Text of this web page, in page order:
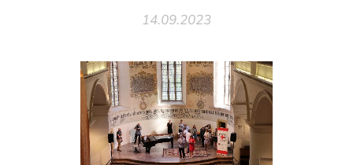
14.09.2023